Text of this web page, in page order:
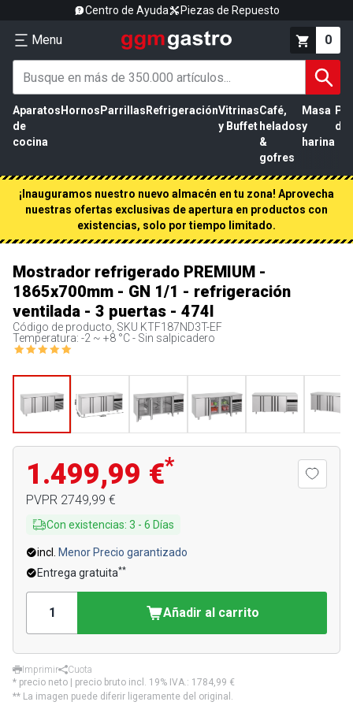
Centro de Ayuda Piezas de Repuesto
Menu 0
Aparatos
de
cocina
Hornos Parrillas RefrigeraciónVitrinas
y Buffet
Café,
helados
&
gofres
Masa
y
harina
de
¡Inauguramos nuestro nuevo almacén en tu zona! Aprovecha
nuestras ofertas exclusivas de apertura en productos con
existencias, solo por tiempo limitado.
Mostrador refrigerado PREMIUM -
1865x700mm - GN 1/1 - refrigeración
ventilada - 3 puertas - 474l
Código de producto, SKU KTF187ND3T-EF
Temperatura: -2 ~ +8 °C - Sin salpicadero
1.499,99 €*
PVPR 2749,99 €
Con existencias: 3 - 6 Días
incl.
Menor Precio garantizado
Entrega gratuita**
Añadir al carrito
Imprimir
Cuota
* precio neto | precio bruto incl. 19% IVA.: 1784,99 €
** La imagen puede diferir ligeramente del original.